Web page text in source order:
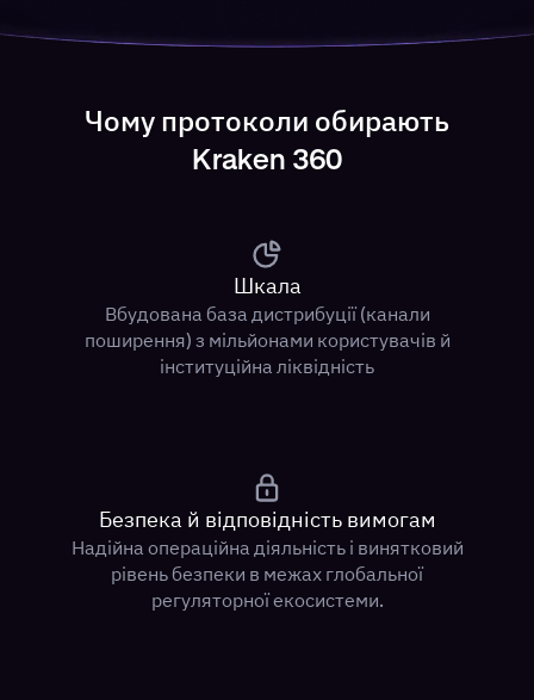
Чому протоколи обирають
Kraken 360
Шкала
Вбудована база дистрибуції (канали
поширення) з мільйонами користувачів й
інституційна ліквідність
Безпека й відповідність вимогам
Надійна операційна діяльність і винятковий
рівень безпеки в межах глобальної
регуляторної екосистеми.